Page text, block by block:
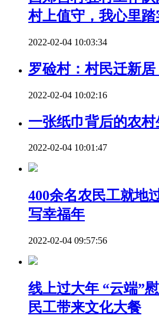
村上值守，我心里踏
2022-02-04 10:03:34
罗硷村：村民迁新
2022-02-04 10:02:16
一张纸巾背后的农
2022-02-04 10:01:47
400余名农民工就地
写幸福年
2022-02-04 09:57:56
线上过大年 “云端”
民工带来文化大餐